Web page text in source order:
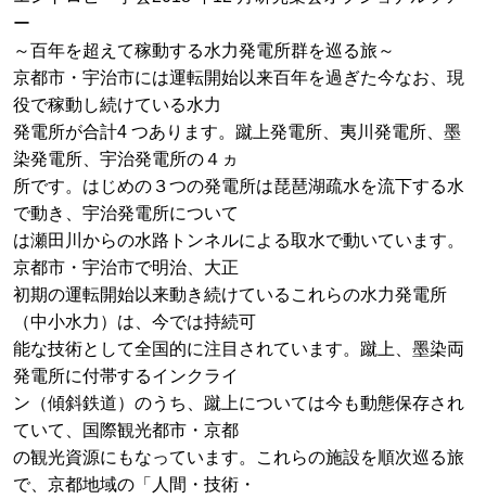
ー
～百年を超えて稼動する水力発電所群を巡る旅～
京都市・宇治市には運転開始以来百年を過ぎた今なお、現
役で稼動し続けている水力
発電所が合計4 つあります。蹴上発電所、夷川発電所、墨
染発電所、宇治発電所の４ヵ
所です。はじめの３つの発電所は琵琶湖疏水を流下する水
で動き、宇治発電所について
は瀬田川からの水路トンネルによる取水で動いています。
京都市・宇治市で明治、大正
初期の運転開始以来動き続けているこれらの水力発電所
（中小水力）は、今では持続可
能な技術として全国的に注目されています。蹴上、墨染両
発電所に付帯するインクライ
ン（傾斜鉄道）のうち、蹴上については今も動態保存され
ていて、国際観光都市・京都
の観光資源にもなっています。これらの施設を順次巡る旅
で、京都地域の「人間・技術・